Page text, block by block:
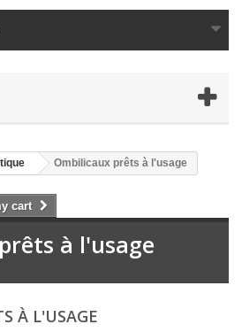
Ombilicaux prêts à l'usage
cart
à l'usage
À L'USAGE